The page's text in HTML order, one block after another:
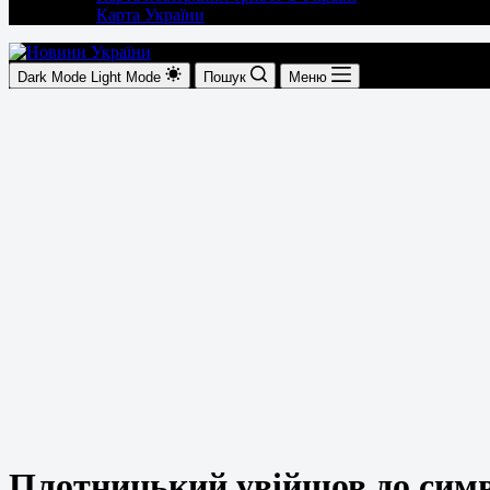
Карта України
Dark Mode Light Mode Пошук Меню